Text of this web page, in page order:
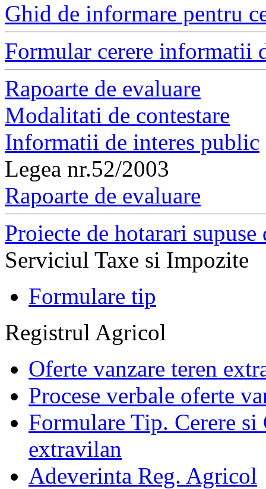
Ghid de informare pentru
Formular cerere informatii
Rapoarte de evaluare
Modalitati de contestare
Informatii de interes public
Legea nr.52/2003
Rapoarte de evaluare
Proiecte de hotarari
Serviciul Taxe si Impozite
Formulare tip
Registrul Agricol
Oferte vanzare teren
Procese verbale oferte
Formulare Tip. Cerere si
extravilan
Adeverinta Reg. Agricol